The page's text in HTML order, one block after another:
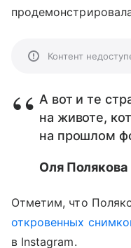
Контент
А вот и те
на животе,
на прошлом
Оля Полякова
Отметим, что
откровенных
в Instagram.